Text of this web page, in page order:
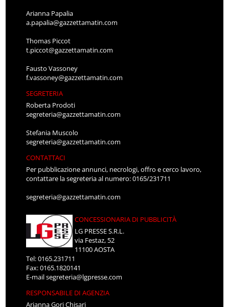
Arianna Papalia
a.papalia@gazzettamatin.com
Thomas Piccot
t.piccot@gazzettamatin.com
Fausto Vassoney
f.vassoney@gazzettamatin.com
SEGRETERIA
Roberta Prodoti
segreteria@gazzettamatin.com
Stefania Muscolo
segreteria@gazzettamatin.com
CONTATTACI
Per pubblicazione annunci, necrologi, offro e cerco lavoro,
contattare la segreteria al numero: 0165/231711
segreteria@gazzettamatin.com
CONCESSIONARIA DI PUBBLICITÀ
LG PRESSE S.R.L.
via Festaz, 52
11100 AOSTA
Tel: 0165.231711
Fax: 0165.1820141
E-mailsegreteria@lgpresse.com
RESPONSABILE DI AGENZIA
Arianna Gori Chisari